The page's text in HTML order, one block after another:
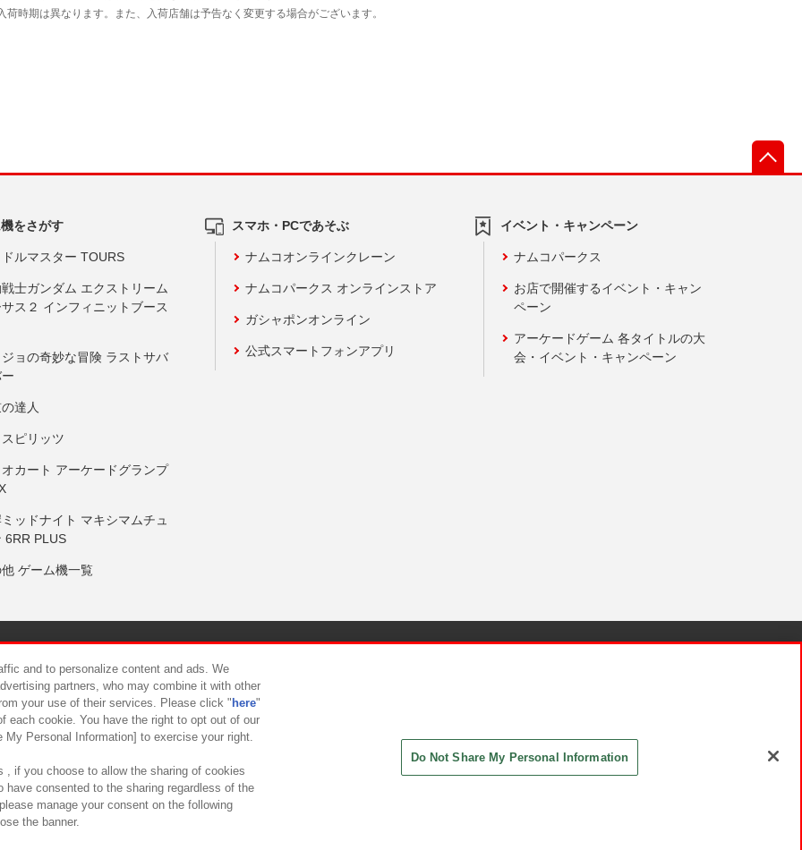
をさがす
ルマスター TOURS
士ガンダム エクストリーム
ス２ インフィニットブース
ョの奇妙な冒険 ラストサバ
達人
ピリッツ
カート アーケードグランプ
ッドナイト マキシマムチュ
6RR PLUS
ゲーム機一覧
スマホ・PCであそぶ
ナムコオンラインクレーン
ナムコパークス オンラインストア
ガシャポンオンライン
公式スマートフォンアプリ
イベント・キャンペーン
ナムコパークス
お店で開催するイベント・キャン
ペーン
アーケードゲーム 各タイトルの大
会・イベント・キャンペーン
について カスタマーハラスメント対応方針
and to personalize content and ads. We
partners, who may combine it with other
your use of their services. Please click " here"
each cookie. You have the right to opt out of our
Personal Information] to exercise your right.
, if you choose to allow the sharing of cookies
have consented to the sharing regardless of the
manage your consent on the following
the banner.
Do Not Share My Personal Information